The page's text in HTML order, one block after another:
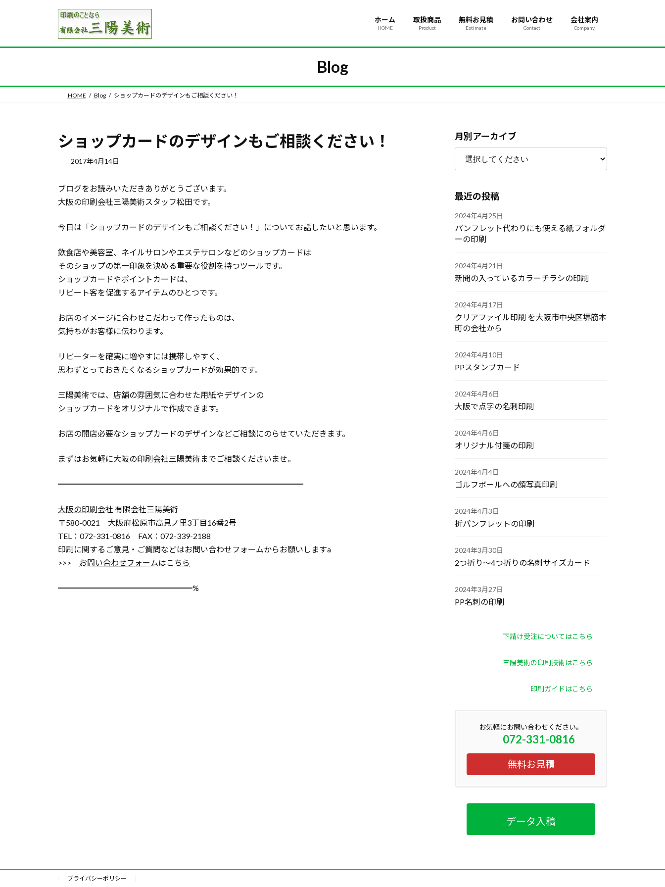
キ
に
ホーム
HOME
取扱商品
Product
無料お見積
Estimate
お問い合わせ
Contact
会社案内
Company
Blog
HOME Blog ショップカードのデザインもご相談ください！
ショップカードのデザインもご相談ください！
2017年4月14日
ブログをお読みいただきありがとうございます。
大阪の印刷会社三陽美術スタッフ松田です。
今日は「ショップカードのデザインもご相談ください！」についてお話したいと思います。
飲食店や美容室、ネイルサロンやエステサロンなどのショップカードは
そのショップの第一印象を決める重要な役割を持つツールです。
ショップカードやポイントカードは、
リピート客を促進するアイテムのひとつです。
お店のイメージに合わせこだわって作ったものは、
気持ちがお客様に伝わります。
リピーターを確実に増やすには携帯しやすく、
思わずとっておきたくなるショップカードが効果的です。
三陽美術では、店舗の雰囲気に合わせた用紙やデザインの
ショップカードをオリジナルで作成できます。
お店の開店必要なショップカードのデザインなどご相談にのらせていただきます。
まずはお気軽に大阪の印刷会社三陽美術までご相談くださいませ。
━━━━━━━━━━━━━━━━━━━━━━━━━━━━━━━
大阪の印刷会社 有限会社三陽美術
〒580-0021 大阪府松原市高見ノ里3丁目16番2号
TEL：072-331-0816 FAX：072-339-2188
印刷に関するご意見・ご質問などはお問い合わせフォームからお願いしますa
>>> お問い合わせフォームはこちら
━━━━━━━━━━━━━━━━━%
月別アーカイブ
最近の投稿
2024年4月25日
パンフレット代わりにも使える紙フォルダ
ーの印刷
2024年4月21日
新聞の入っているカラーチラシの印刷
2024年4月17日
クリアファイル印刷 を大阪市中央区堺筋本
町の会社から
2024年4月10日
PPスタンプカード
2024年4月6日
大阪で点字の名刺印刷
2024年4月6日
オリジナル付箋の印刷
2024年4月4日
ゴルフボールへの顔写真印刷
2024年4月3日
折パンフレットの印刷
2024年3月30日
2つ折り～4つ折りの名刺サイズカード
2024年3月27日
PP名刺の印刷
下請け受注についてはこちら
三陽美術の印刷技術はこちら
印刷ガイドはこちら
お気軽にお問い合わせください。
072-331-0816
無料お見積
データ入稿
プライバシーポリシー